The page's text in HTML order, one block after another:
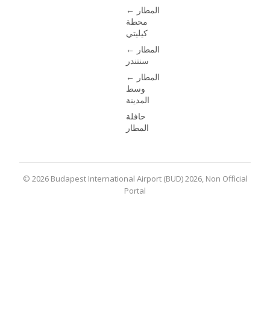
المطار ←
محطة
كيليتي
المطار ←
سنتندر
المطار ←
وسط
المدينة
حافلة
المطار
© 2026 Budapest International Airport (BUD) 2026, Non Official
Portal